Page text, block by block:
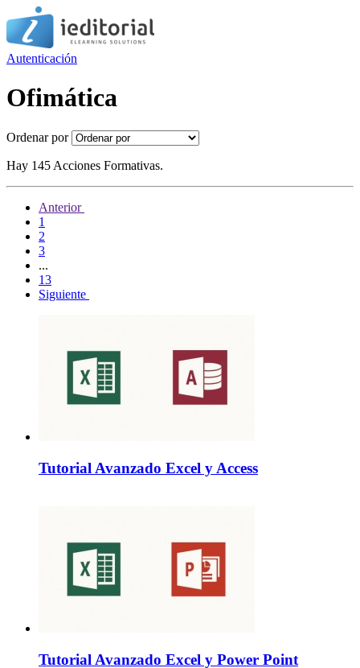
Autenticación
Ofimática
Ordenar por
Hay 145 Acciones Formativas.
Anterior
1
2
3
...
13
Siguiente
Tutorial Avanzado Excel y Access
Tutorial Avanzado Excel y Power Point